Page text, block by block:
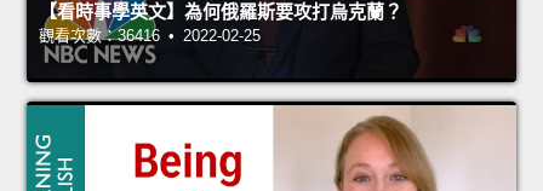
【看時事學英文】為何俄羅斯要攻打烏克蘭？
觀看次數：36416 • 2022-02-25